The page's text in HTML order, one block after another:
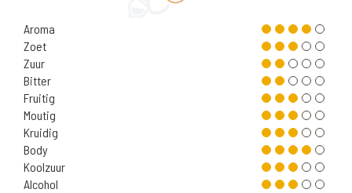
Aroma
Zoet
Zuur
Bitter
Fruitig
Moutig
Kruidig
Body
Koolzuur
Alcohol